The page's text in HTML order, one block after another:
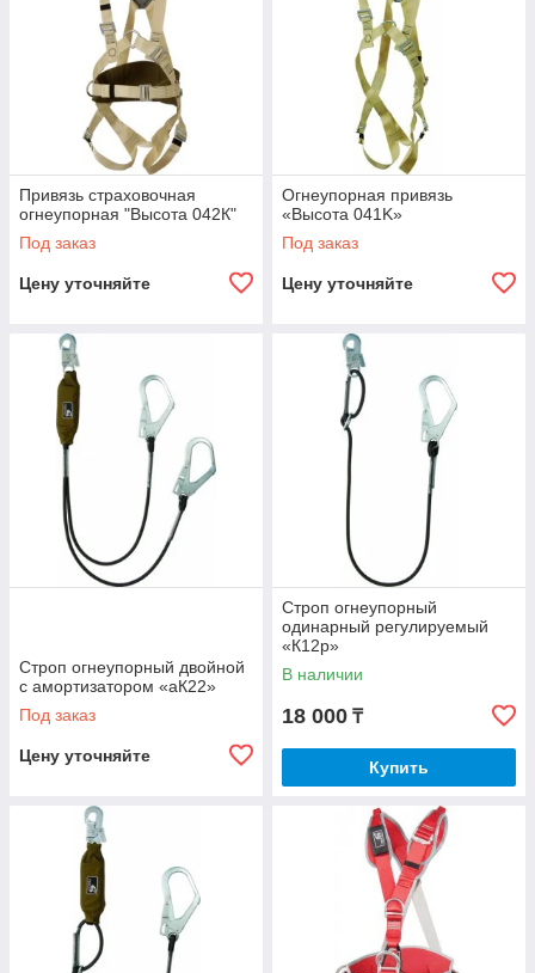
Привязь страховочная
огнеупорная "Высота 042К"
Под заказ
Цену уточняйте
Огнеупорная привязь
«Высота 041K»
Под заказ
Цену уточняйте
Строп огнеупорный двойной
с амортизатором «aК22»
Под заказ
Цену уточняйте
Строп огнеупорный
одинарный регулируемый
«К12p»
В наличии
18 000 ₸
Купить